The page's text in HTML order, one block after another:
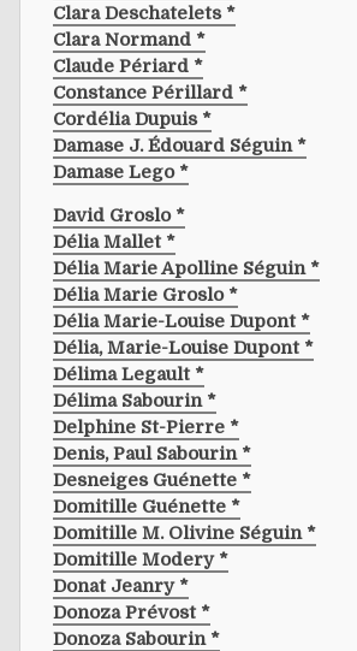
Clara Deschatelets *
Clara Normand *
Claude Périard *
Constance Périllard *
Cordélia Dupuis *
Damase J. Édouard Séguin *
Damase Lego *
David Groslo *
Délia Mallet *
Délia Marie Apolline Séguin *
Délia Marie Groslo *
Délia Marie-Louise Dupont *
Délia, Marie-Louise Dupont *
Délima Legault *
Délima Sabourin *
Delphine St-Pierre *
Denis, Paul Sabourin *
Desneiges Guénette *
Domitille Guénette *
Domitille M. Olivine Séguin *
Domitille Modery *
Donat Jeanry *
Donoza Prévost *
Donoza Sabourin *